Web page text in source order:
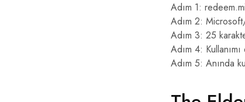
Adım 1:
Adım 2:
Adım 3: 25
Adım 4: Kullanımı
Adım 5: Anında